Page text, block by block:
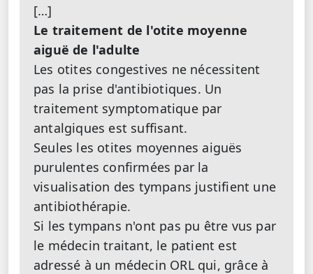
[…]
Le traitement de l'otite moyenne
aiguë de l'adulte
Les otites congestives ne nécessitent
pas la prise d'antibiotiques. Un
traitement symptomatique par
antalgiques est suffisant.
Seules les otites moyennes aiguës
purulentes confirmées par la
visualisation des tympans justifient une
antibiothérapie.
Si les tympans n'ont pas pu être vus par
le médecin traitant, le patient est
adressé à un médecin ORL qui, grâce à